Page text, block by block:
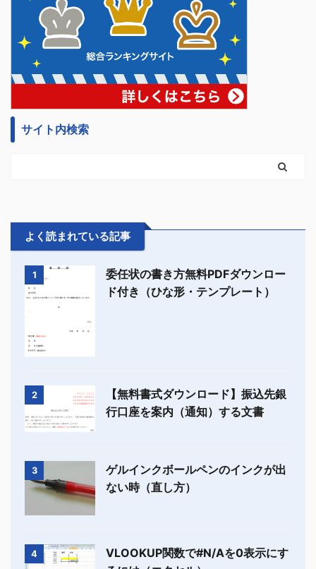
サイト内検索
よく読まれている記事
1
委任状の書き方無料PDFダウンロー
ド付き（ひな形・テンプレート）
2
【無料書式ダウンロード】振込先銀
行口座を案内（通知）する文書
3
ゲルインクボールペンのインクが出
ない時（直し方）
4
VLOOKUP関数で#N/Aを0表示にす